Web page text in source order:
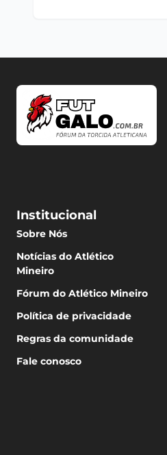
Institucional
Sobre Nós
Notícias do Atlético
Mineiro
Fórum do Atlético Mineiro
Política de privacidade
Regras da comunidade
Fale conosco